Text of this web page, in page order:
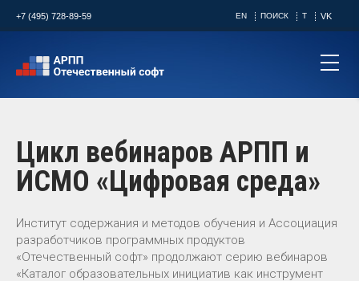
+7 (495) 728-89-59 EN ПОИСК T VK
Цикл вебинаров АРПП и
ИСМО «Цифровая среда»
Институт содержания и методов обучения и Ассоциация
разработчиков программных продуктов
«Отечественный софт» продолжают серию вебинаров
«Каталог образовательных инициатив как инструмент